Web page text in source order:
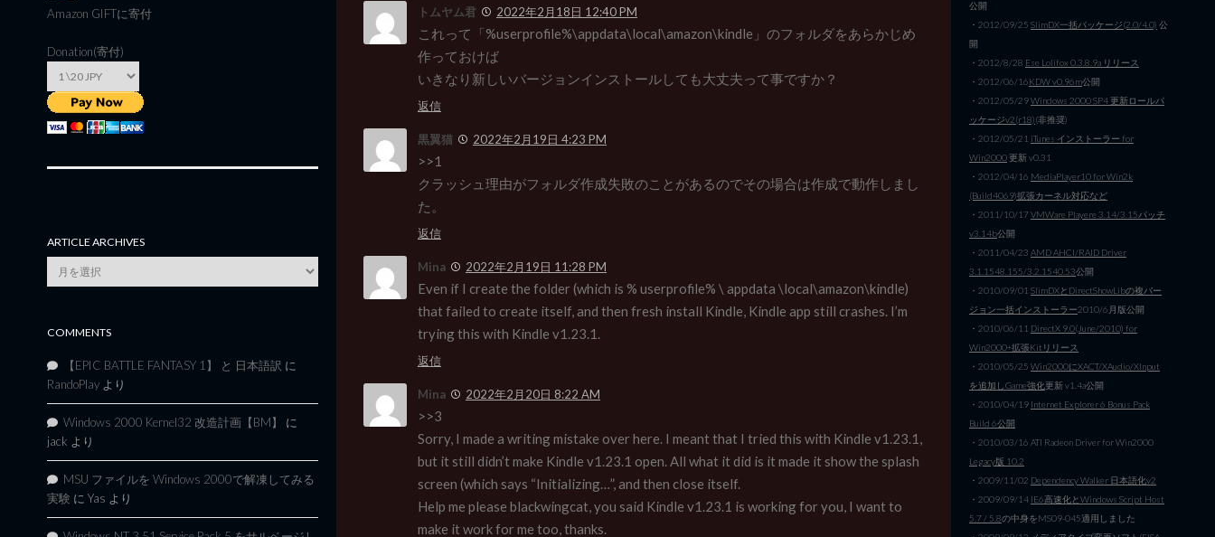
トムヤム君 2022年2月18日 12:40 PM
これって「%userprofile%\appdata\local\amazon\kindle」のフォルダをあらかじめ
作っておけば
いきなり新しいバージョンインストールしても大丈夫って事ですか？
返信
黒翼猫 2022年2月19日 4:23 PM
>>1
クラッシュ理由がフォルダ作成失敗のことがあるのでその場合は作成で動作しまし
た。
返信
Mina 2022年2月19日 11:28 PM
Even if I create the folder (which is % userprofile% \ appdata \local\amazon\kindle)
that failed to create itself, and then fresh install Kindle, Kindle app still crashes. I’m
trying this with Kindle v1.23.1.
返信
Mina 2022年2月20日 8:22 AM
>>3
Sorry, I made a writing mistake over here. I meant that I tried this with Kindle v1.23.1,
but it still didn’t make Kindle v1.23.1 open. All what it did is it made it show the splash
screen (which says “Initializing…”, and then close itself.
Help me please blackwingcat, you said Kindle v1.23.1 is working for you, I want to
make it work for me too, thanks.
Amazon GIFTに寄付
Donation(寄付)
ARTICLE ARCHIVES
Article
Archives
COMMENTS
【EPIC BATTLE FANTASY 1】 と 日本語訳 に
RandoPlay より
Windows 2000 Kernel32 改造計画【BM】
に
jack より
MSU ファイルを Windows 2000で解凍してみる
実験 に Yas より
公開
・2012/09/25 SlimDX一括パッケージ(2.0/4.0) 公
開
・2012/8/28 Ese Lolifox 0.3.8.9a リリース
・2012/06/16KDW v0.96m公開
・2012/05/29Windows 2000 SP4 更新ロールパ
ッケージv2(r18)(非推奨)
・2012/05/21 iTunes インストーラー for
Win2000更新 v0.31
・2012/04/16 MediaPlayer10 for Win2k
(Build4069)拡張カーネル対応など
・2011/10/17VMWare Playere 3.14/3.15パッチ
v3.14b公開
・2011/04/23 AMD AHCI/RAID Driver
3.1.1548.155/3.2.1540.53公開
・2010/09/01 SlimDXとDirectShowLibの複バー
ジョン一括インストーラー2010/6月版公開
・2010/06/11 DirectX 9.0(June/2010) for
Win2000+拡張Kitリリース
・2010/05/25 Win2000にXACT/XAudio/XInput
を追加しGame強化更新 v1.4a公開
・2010/04/19 Internet Explorer 6 Bonus Pack
Build 6公開
・2010/03/16 ATI Radeon Driver for Win2000
Legacy版 10.2
・2009/11/02 Dependency Walker 日本語化v2
・2009/09/14 IE6高速化とWindows Script Host
5.7 / 5.8の中身をMS09-045適用しました